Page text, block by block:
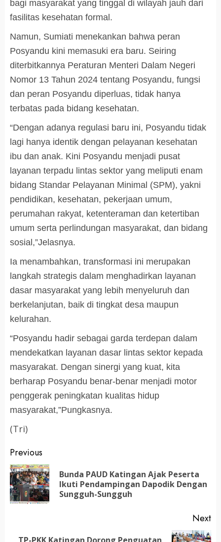
bagi masyarakat yang tinggal di wilayah jauh dari
fasilitas kesehatan formal.
Namun, Sumiati menekankan bahwa peran
Posyandu kini memasuki era baru. Seiring
diterbitkannya Peraturan Menteri Dalam Negeri
Nomor 13 Tahun 2024 tentang Posyandu, fungsi
dan peran Posyandu diperluas, tidak hanya
terbatas pada bidang kesehatan.
“Dengan adanya regulasi baru ini, Posyandu tidak
lagi hanya identik dengan pelayanan kesehatan
ibu dan anak. Kini Posyandu menjadi pusat
layanan terpadu lintas sektor yang meliputi enam
bidang Standar Pelayanan Minimal (SPM), yakni
pendidikan, kesehatan, pekerjaan umum,
perumahan rakyat, ketenteraman dan ketertiban
umum serta perlindungan masyarakat, dan bidang
sosial,”Jelasnya.
Ia menambahkan, transformasi ini merupakan
langkah strategis dalam menghadirkan layanan
dasar masyarakat yang lebih menyeluruh dan
berkelanjutan, baik di tingkat desa maupun
kelurahan.
“Posyandu hadir sebagai garda terdepan dalam
mendekatkan layanan dasar lintas sektor kepada
masyarakat. Dengan sinergi yang kuat, kita
berharap Posyandu benar-benar menjadi motor
penggerak peningkatan kualitas hidup
masyarakat,”Pungkasnya.
(Tri)
Post
navigation
Previous
Bunda PAUD Katingan Ajak Peserta
Ikuti Pendampingan Dapodik Dengan
Sungguh-Sungguh
Next